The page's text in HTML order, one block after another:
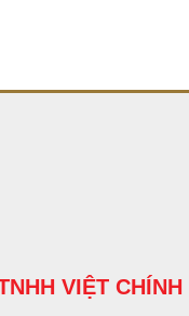
VIỆT CHÍNH